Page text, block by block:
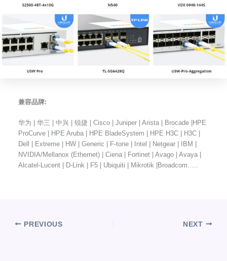
兼容品牌:
华为 | 华三 | 中兴 | 锐捷 | Cisco | Juniper | Arista | Brocade |HPE
ProCurve | HPE Aruba | HPE BladeSystem | HPE H3C | H3C |
Dell | Extreme | HW | Generic | F-tone | Intel | Netgear | IBM |
NVIDIA/Mellanox (Ethernet) | Ciena | Fortinet | Avago | Avaya |
Alcatel-Lucent | D-Link | F5 | Ubiquiti | Mikrotik |Broadcom…..
PREVIOUS NEXT